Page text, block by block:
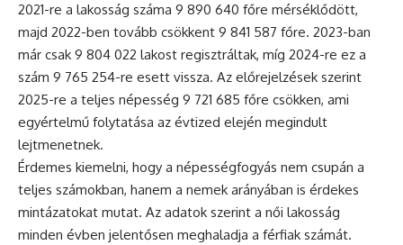
2021-re a lakosság száma 9 890 640 főre mérséklődött,
majd 2022-ben tovább csökkent 9 841 587 főre. 2023-ban
már csak 9 804 022 lakost regisztráltak, míg 2024-re ez a
szám 9 765 254-re esett vissza. Az előrejelzések szerint
2025-re a teljes népesség 9 721 685 főre csökken, ami
egyértelmű folytatása az évtized elején megindult
lejtmenetnek.
Érdemes kiemelni, hogy a népességfogyás nem csupán a
teljes számokban, hanem a nemek arányában is érdekes
mintázatokat mutat. Az adatok szerint a női lakosság
minden évben jelentősen meghaladja a férfiak számát.